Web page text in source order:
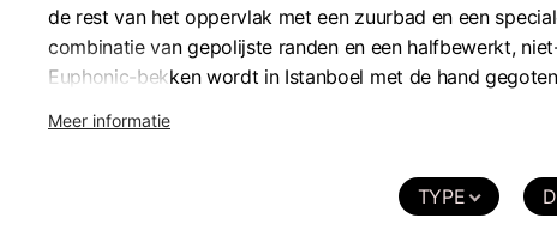
de rest van het oppervlak met een zuurbad en een
combinatie van gepolijste randen en een halfbewerkt,
Euphonic-bekken wordt in Istanboel met de hand
Gecontroleerde, donkere klank met diepe
Meer informatie
TYPE